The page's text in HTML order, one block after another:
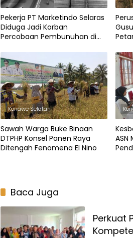
Pekerja PT Marketindo Selaras
Diduga Jadi Korban
Percobaan Pembunuhan di
Konawe Selatan
Sawah Warga Buke Binaan
DTPHP Konsel Panen Raya
Ditengah Fenomena El Nino
ASN
Baca Juga
Perkuat